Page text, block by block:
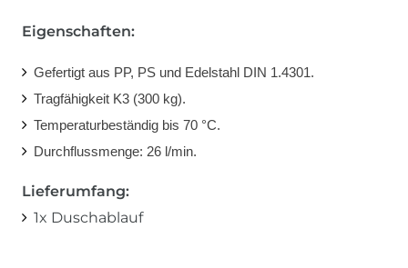
Eigenschaften:
Gefertigt aus PP, PS und Edelstahl DIN 1.4301.
Tragfähigkeit K3 (300 kg).
Temperaturbeständig bis 70 °C.
Durchflussmenge: 26 l/min.
Lieferumfang:
1x Duschablauf